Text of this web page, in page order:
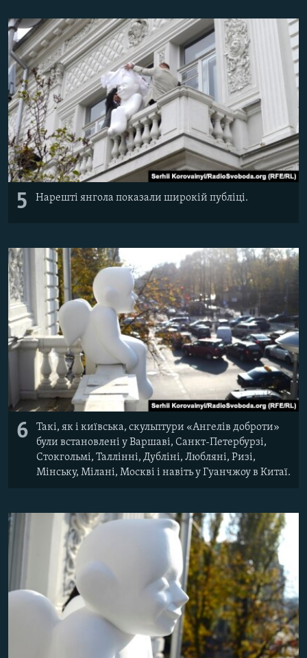
5 Нарешті янгола показали широкій публіці.
6
Такі, як і київська, скульптури «Ангелів доброти»
були встановлені у Варшаві, Санкт-Петербурзі,
Стокгольмі, Таллінні, Дубліні, Любляні, Ризі,
Мінську, Мілані, Москві і навіть у Гуанчжоу в Китаї.